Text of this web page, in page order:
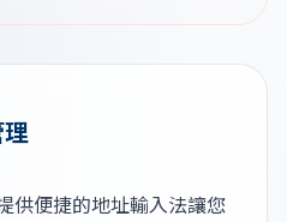
供便捷的地址輸入法讓您